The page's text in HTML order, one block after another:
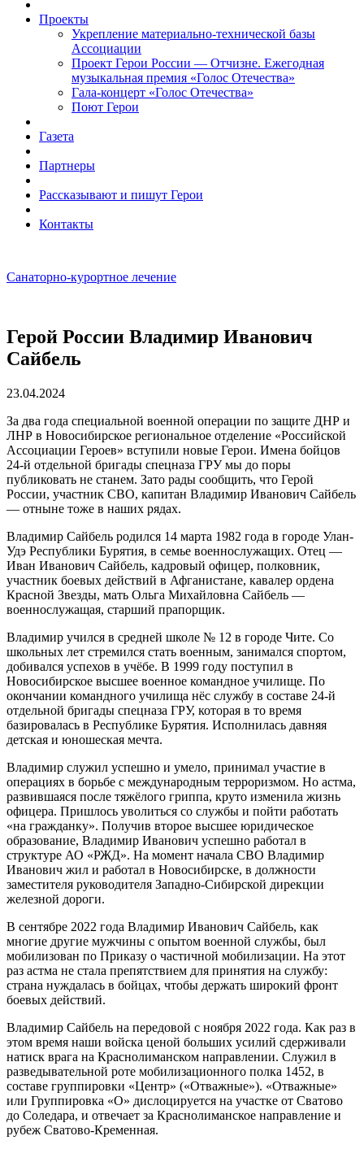
Проекты
Укрепление материально-технической базы
Ассоциации
Проект Герои России — Отчизне. Ежегодная
музыкальная премия «Голос Отечества»
Гала-концерт «Голос Отечества»
Поют Герои
Газета
Партнеры
Рассказывают и пишут Герои
Контакты
Санаторно-курортное лечение
Герой России Владимир Иванович
Сайбель
23.04.2024
За два года специальной военной операции по защите ДНР и
ЛНР в Новосибирское региональное отделение «Российской
Ассоциации Героев» вступили новые Герои. Имена бойцов
24-й отдельной бригады спецназа ГРУ мы до поры
публиковать не станем. Зато рады сообщить, что Герой
России, участник СВО, капитан Владимир Иванович Сайбель
— отныне тоже в наших рядах.
Владимир Сайбель родился 14 марта 1982 года в городе Улан-
Удэ Республики Бурятия, в семье военнослужащих. Отец —
Иван Иванович Сайбель, кадровый офицер, полковник,
участник боевых действий в Афганистане, кавалер ордена
Красной Звезды, мать Ольга Михайловна Сайбель —
военнослужащая, старший прапорщик.
Владимир учился в средней школе № 12 в городе Чите. Со
школьных лет стремился стать военным, занимался спортом,
добивался успехов в учёбе. В 1999 году поступил в
Новосибирское высшее военное командное училище. По
окончании командного училища нёс службу в составе 24-й
отдельной бригады спецназа ГРУ, которая в то время
базировалась в Республике Бурятия. Исполнилась давняя
детская и юношеская мечта.
Владимир служил успешно и умело, принимал участие в
операциях в борьбе с международным терроризмом. Но астма,
развившаяся после тяжёлого гриппа, круто изменила жизнь
офицера. Пришлось уволиться со службы и пойти работать
«на гражданку». Получив второе высшее юридическое
образование, Владимир Иванович успешно работал в
структуре АО «РЖД». На момент начала СВО Владимир
Иванович жил и работал в Новосибирске, в должности
заместителя руководителя Западно-Сибирской дирекции
железной дороги.
В сентябре 2022 года Владимир Иванович Сайбель, как
многие другие мужчины с опытом военной службы, был
мобилизован по Приказу о частичной мобилизации. На этот
раз астма не стала препятствием для принятия на службу:
страна нуждалась в бойцах, чтобы держать широкий фронт
боевых действий.
Владимир Сайбель на передовой с ноября 2022 года. Как раз в
этом время наши войска ценой больших усилий сдерживали
натиск врага на Краснолиманском направлении. Служил в
разведывательной роте мобилизационного полка 1452, в
составе группировки «Центр» («Отважные»). «Отважные»
или Группировка «О» дислоцируется на участке от Сватово
до Соледара, и отвечает за Краснолиманское направление и
рубеж Сватово-Кременная.